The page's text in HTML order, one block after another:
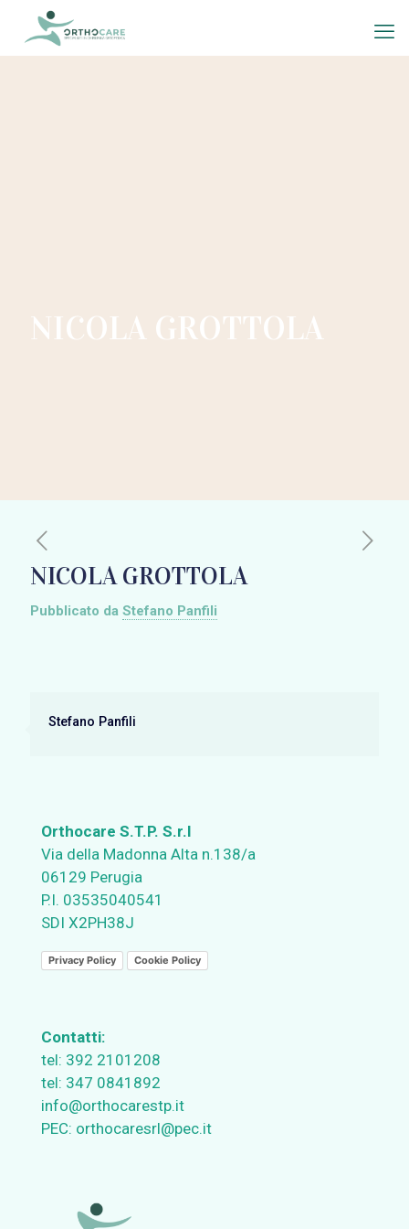
NICOLA GROTTOLA
NICOLA GROTTOLA
Pubblicato da Stefano Panfili
Stefano Panfili
Orthocare S.T.P. S.r.l
Via della Madonna Alta n.138/a
06129 Perugia
P.I. 03535040541
SDI X2PH38J
Privacy Policy Cookie Policy
Contatti:
tel: 392 2101208
tel: 347 0841892
info@orthocarestp.it
PEC: orthocaresrl@pec.it